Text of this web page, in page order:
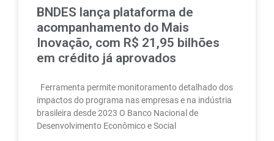
BNDES lança plataforma de
acompanhamento do Mais
Inovação, com R$ 21,95 bilhões
em crédito já aprovados
Ferramenta permite monitoramento detalhado dos
impactos do programa nas empresas e na indústria
brasileira desde 2023 O Banco Nacional de
Desenvolvimento Econômico e Social